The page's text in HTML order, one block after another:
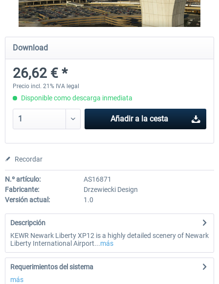
Airport Berlin Brandenburg V2 XP Airport Zurich V2.0 XP
Download
26,62 € *
Precio incl. 21% IVA legal
Disponible como descarga inmediata
Añadir a la cesta
Recordar
N.º artículo:
AS16871
Fabricante:
Drzewiecki Design
Versión actual:
1.0
Descripción
KEWR Newark Liberty XP12 is a highly detailed scenery of Newark
Liberty International Airport...más
Requerimientos del sistema
más